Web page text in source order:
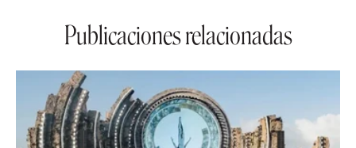
Publicaciones relacionadas